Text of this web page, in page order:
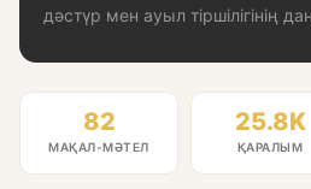
дәстүр мен ауыл тіршілігінің
82
МАҚАЛ-МӘТЕЛ
25.8K
ҚАРАЛЫМ